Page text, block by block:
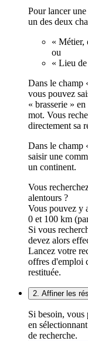
Pour lancer
un des deux
« Métier,
ou
« Lieu
Dans le champ
vous pouvez
« brasserie »
mot. Vous
directement sa
Dans le champ
saisir une
un continent.
Vous
alentours ?
Vous pouvez y
0 et 100 km
Si vous
devez alors
Lancez votre
offres d'emploi
restituée.
2. Affiner les
Si besoin, vous
en
de recherche.